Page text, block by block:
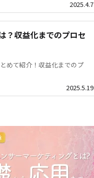
2025.4.7
？収益化までのプロセ
2025.5.19
めて紹介！収益化までのプ